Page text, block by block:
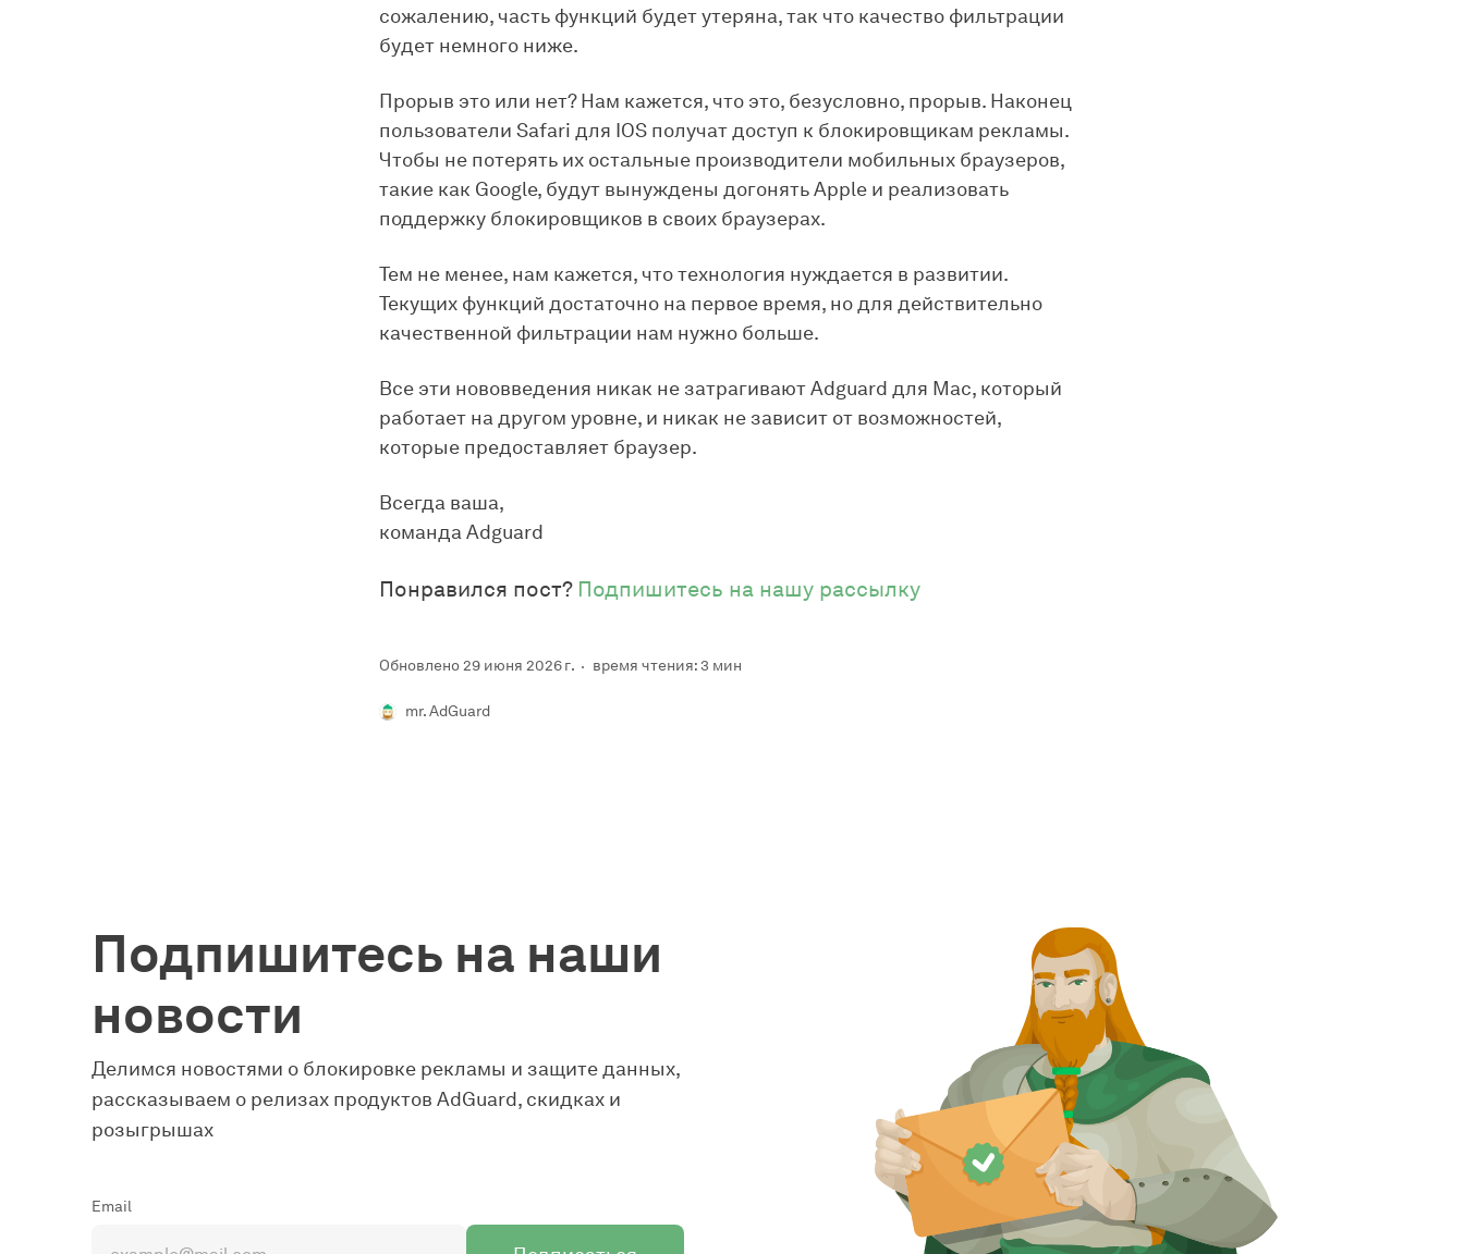
сожалению, часть функций будет утеряна, так что качество фильтрации
будет немного ниже.
Прорыв это или нет? Нам кажется, что это, безусловно, прорыв. Наконец
пользователи Safari для IOS получат доступ к блокировщикам рекламы.
Чтобы не потерять их остальные производители мобильных браузеров,
такие как Google, будут вынуждены догонять Apple и реализовать
поддержку блокировщиков в своих браузерах.
Тем не менее, нам кажется, что технология нуждается в развитии.
Текущих функций достаточно на первое время, но для действительно
качественной фильтрации нам нужно больше.
Все эти нововведения никак не затрагивают Adguard для Mac, который
работает на другом уровне, и никак не зависит от возможностей,
которые предоставляет браузер.
Всегда ваша,
команда Adguard
Понравился пост? Подпишитесь на нашу рассылку
Обновлено 29 июня 2026 г. время чтения: 3 мин
mr. AdGuard
Подпишитесь на наши
новости
Делимся новостями о блокировке рекламы и защите данных,
рассказываем о релизах продуктов AdGuard, скидках и
розыгрышах
Email